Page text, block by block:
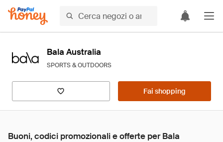
Bala Australia
SPORTS & OUTDOORS
Fai shopping
Buoni, codici promozionali e offerte per Bala